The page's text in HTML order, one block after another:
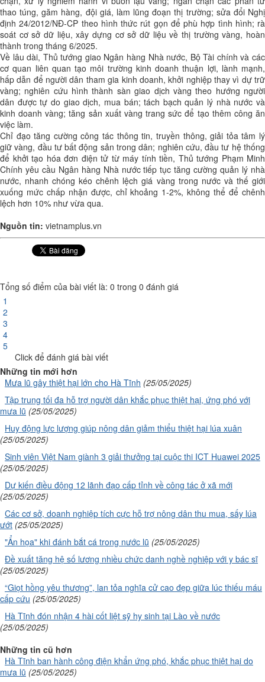
thao túng, găm hàng, đội giá, làm lũng đoạn thị trường; sửa đổi Nghị
định 24/2012/NĐ-CP theo hình thức rút gọn để phù hợp tình hình; rà
soát cơ sở dữ liệu, xây dựng cơ sở dữ liệu về thị trường vàng, hoàn
thành trong tháng 6/2025.
Về lâu dài, Thủ tướng giao Ngân hàng Nhà nước, Bộ Tài chính và các
cơ quan liên quan tạo môi trường kinh doanh thuận lợi, lành mạnh,
hấp dẫn để người dân tham gia kinh doanh, khởi nghiệp thay vì dự trữ
vàng; nghiên cứu hình thành sàn giao dịch vàng theo hướng người
dân được tự do giao dịch, mua bán; tách bạch quản lý nhà nước và
kinh doanh vàng; tăng sản xuất vàng trang sức để tạo thêm công ăn
việc làm.
Chỉ đạo tăng cường công tác thông tin, truyền thông, giải tỏa tâm lý
giữ vàng, đầu tư bất động sản trong dân; nghiên cứu, đầu tư hệ thống
để khởi tạo hóa đơn điện tử từ máy tính tiền, Thủ tướng Phạm Minh
Chính yêu cầu Ngân hàng Nhà nước tiếp tục tăng cường quản lý nhà
nước, nhanh chóng kéo chênh lệch giá vàng trong nước và thế giới
xuống mức chấp nhận được, chỉ khoảng 1-2%, không thể để chênh
lệch hơn 10% như vừa qua.
Nguồn tin: vietnamplus.vn
Tổng số điểm của bài viết là: 0 trong 0 đánh giá
1
2
3
4
5
Click để đánh giá bài viết
Những tin mới hơn
Mưa lũ gây thiệt hại lớn cho Hà Tĩnh (25/05/2025)
Tập trung tối đa hỗ trợ người dân khắc phục thiệt hại, ứng phó với
mưa lũ (25/05/2025)
Huy động lực lượng giúp nông dân giảm thiểu thiệt hại lúa xuân
(25/05/2025)
Sinh viên Việt Nam giành 3 giải thưởng tại cuộc thi ICT Huawei 2025
(25/05/2025)
Dự kiến điều động 12 lãnh đạo cấp tỉnh về công tác ở xã mới
(25/05/2025)
Các cơ sở, doanh nghiệp tích cực hỗ trợ nông dân thu mua, sấy lúa
ướt (25/05/2025)
"Ẩn họa" khi đánh bắt cá trong nước lũ (25/05/2025)
Đề xuất tăng hệ số lương nhiều chức danh nghề nghiệp với y bác sĩ
(25/05/2025)
“Giọt hồng yêu thương”, lan tỏa nghĩa cử cao đẹp giữa lúc thiếu máu
cấp cứu (25/05/2025)
Hà Tĩnh đón nhận 4 hài cốt liệt sỹ hy sinh tại Lào về nước
(25/05/2025)
Những tin cũ hơn
Hà Tĩnh ban hành công điện khẩn ứng phó, khắc phục thiệt hại do
mưa lũ (25/05/2025)